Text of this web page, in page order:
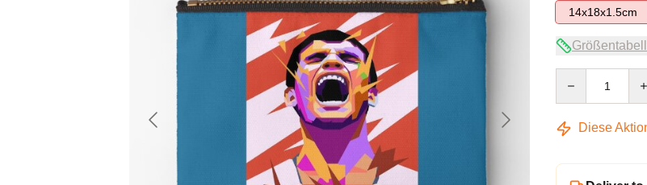
14x18x1.5cm
Diese